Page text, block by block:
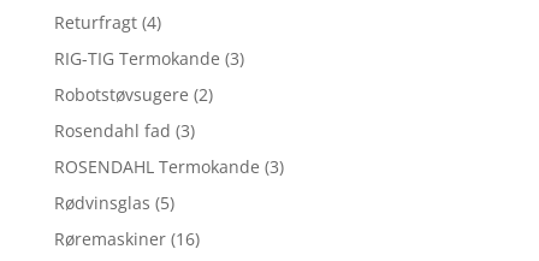
Returfragt (4)
RIG-TIG Termokande (3)
Robotstøvsugere (2)
Rosendahl fad (3)
ROSENDAHL Termokande (3)
Rødvinsglas (5)
Røremaskiner (16)